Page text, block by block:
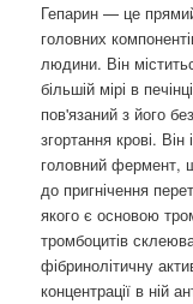
Гепарин — це
головних
людини. Він
більшій мірі в
пов'язаний з його
згортання крові.
головний фермент,
до пригнічення
якого є основою
тромбоцитів
фібринолітичну
концентрації в ній